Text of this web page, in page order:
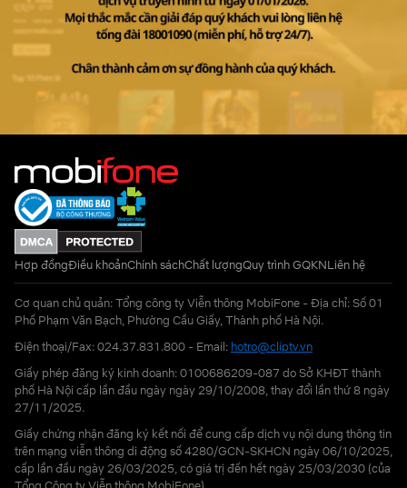
Hợp đồngĐiều khoảnChính sáchChất lượngQuy trình GQKNLiên hệ
Cơ quan chủ quản: Tổng công ty Viễn thông MobiFone - Địa chỉ: Số 01
Phố Phạm Văn Bạch, Phường Cầu Giấy, Thành phố Hà Nội.
Điện thoại/Fax: 024.37.831.800 - Email: hotro@cliptv.vn
Giấy phép đăng ký kinh doanh: 0100686209-087 do Sở KHĐT thành
phố Hà Nội cấp lần đầu ngày ngày 29/10/2008, thay đổi lần thứ 8 ngày
27/11/2025.
Giấy chứng nhận đăng ký kết nối để cung cấp dịch vụ nội dung thông tin
trên mạng viễn thông di động số 4280/GCN-SKHCN ngày 06/10/2025,
cấp lần đầu ngày 26/03/2025, có giá trị đến hết ngày 25/03/2030 (của